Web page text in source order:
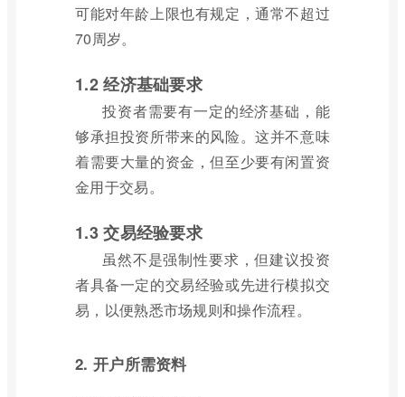
可能对年龄上限也有规定，通常不超过
70周岁。
1.2 经济基础要求
投资者需要有一定的经济基础，能
够承担投资所带来的风险。这并不意味
着需要大量的资金，但至少要有闲置资
金用于交易。
1.3 交易经验要求
虽然不是强制性要求，但建议投资
者具备一定的交易经验或先进行模拟交
易，以便熟悉市场规则和操作流程。
2. 开户所需资料